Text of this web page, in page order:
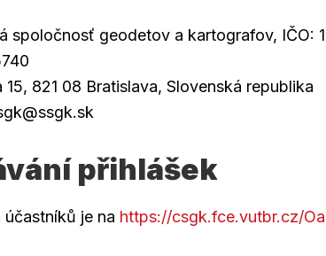
spoločnosť geodetov a kartografov, IČO:
15, 821 08 Bratislava, Slovenská republika
přihlášek
účastníků je na https://csgk.fce.vutbr.cz/